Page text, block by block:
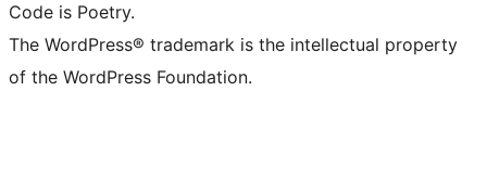
Code is Poetry.
The WordPress® trademark is the intellectual property
of the WordPress Foundation.